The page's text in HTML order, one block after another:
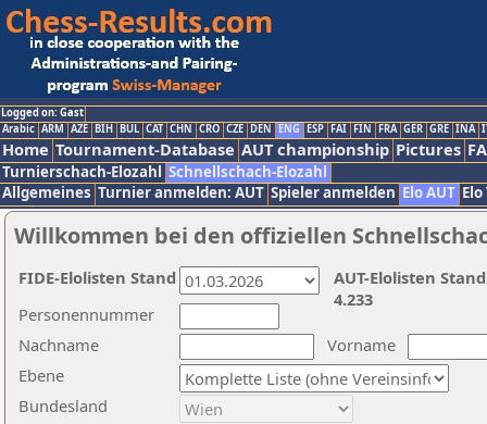
Logged on: Gast
Arabic ARM AZE BIH BUL CAT CHN CRO CZE DEN ENG ESP FAI FIN FRA GER GRE INA
Home Tournament-Database AUT championship Pictures
Turnierschach-Elozahl Schnellschach-Elozahl
Allgemeines Turnier anmelden: AUT Spieler anmelden Elo AUT
Willkommen bei den offiziellen
Nachname
Vorname
Ebene
Personennummer
Bundesland
AUT-Elolisten
4.233
FIDE-Elolisten Stand